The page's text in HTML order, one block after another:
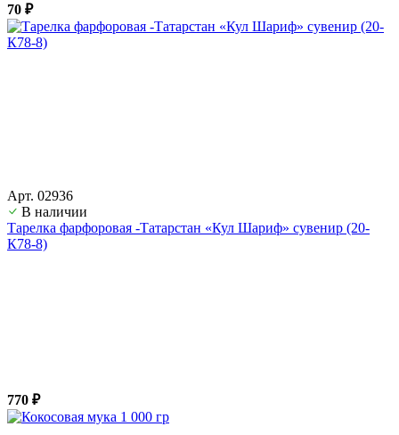
70 ₽
Арт. 02936
В наличии
Тарелка фарфоровая -Татарстан «Кул Шариф» сувенир (20-
К78-8)
770 ₽